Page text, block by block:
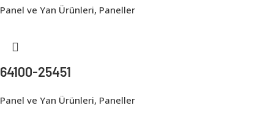
Panel ve Yan Ürünleri, Paneller
64100-25451
Panel ve Yan Ürünleri, Paneller